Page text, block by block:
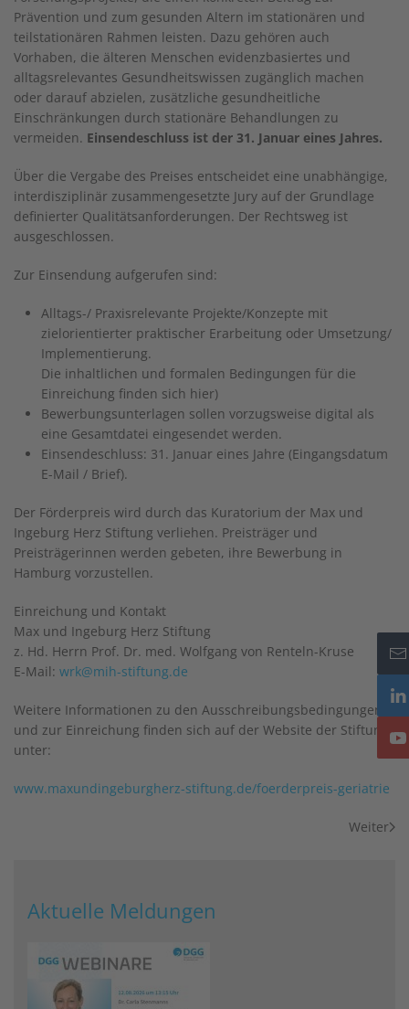
Prävention und zum gesunden Altern im stationären und
teilstationären Rahmen leisten. Dazu gehören auch
Vorhaben, die älteren Menschen evidenzbasiertes und
alltagsrelevantes Gesundheitswissen zugänglich machen
oder darauf abzielen, zusätzliche gesundheitliche
Einschränkungen durch stationäre Behandlungen zu
vermeiden. Einsendeschluss ist der 31. Januar eines Jahres.
Über die Vergabe des Preises entscheidet eine unabhängige,
interdisziplinär zusammengesetzte Jury auf der Grundlage
definierter Qualitätsanforderungen. Der Rechtsweg ist
ausgeschlossen.
Zur Einsendung aufgerufen sind:
Alltags-/ Praxisrelevante Projekte/Konzepte mit
zielorientierter praktischer Erarbeitung oder Umsetzung/
Implementierung.
Die inhaltlichen und formalen Bedingungen für die
Einreichung finden sich hier)
Bewerbungsunterlagen sollen vorzugsweise digital als
eine Gesamtdatei eingesendet werden.
Einsendeschluss: 31. Januar eines Jahre (Eingangsdatum
E-Mail / Brief).
Der Förderpreis wird durch das Kuratorium der Max und
Ingeburg Herz Stiftung verliehen. Preisträger und
Preisträgerinnen werden gebeten, ihre Bewerbung in
Hamburg vorzustellen.
Einreichung und Kontakt
Max und Ingeburg Herz Stiftung
z. Hd. Herrn Prof. Dr. med. Wolfgang von Renteln-Kruse
E-Mail: wrk@mih-stiftung.de
Weitere Informationen zu den Ausschreibungsbedingungen
und zur Einreichung finden sich auf der Website der Stiftung
unter:
www.maxundingeburgherz-stiftung.de/foerderpreis-geriatrie
Weiter
Aktuelle Meldungen